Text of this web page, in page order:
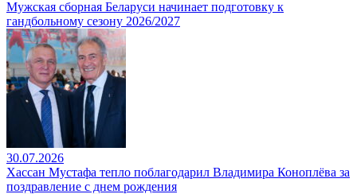
Мужская сборная Беларуси начинает подготовку к
гандбольному сезону 2026/2027
30.07.2026
Хассан Мустафа тепло поблагодарил Владимира Коноплёва за
поздравление с днем рождения